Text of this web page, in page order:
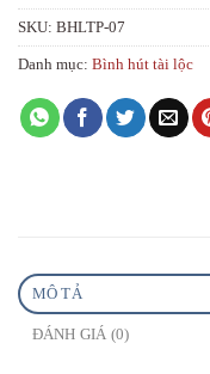
SKU: BHLTP-07
Danh mục: Bình hút tài lộc
MÔ TẢ
ĐÁNH GIÁ (0)